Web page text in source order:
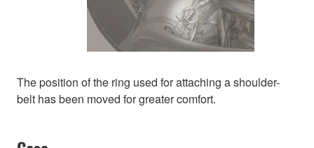
The position of the ring used for attaching a shoulder-
belt has been moved for greater comfort.